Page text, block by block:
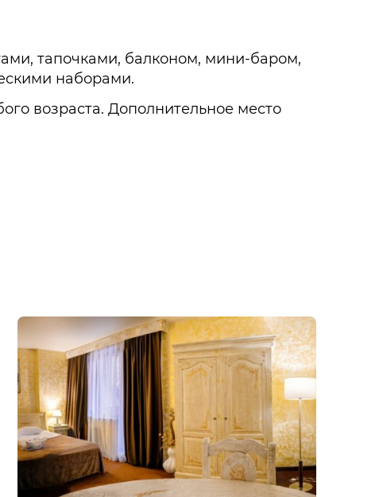
тапочками, балконом, мини-баром,
наборами.
возраста. Дополнительное место